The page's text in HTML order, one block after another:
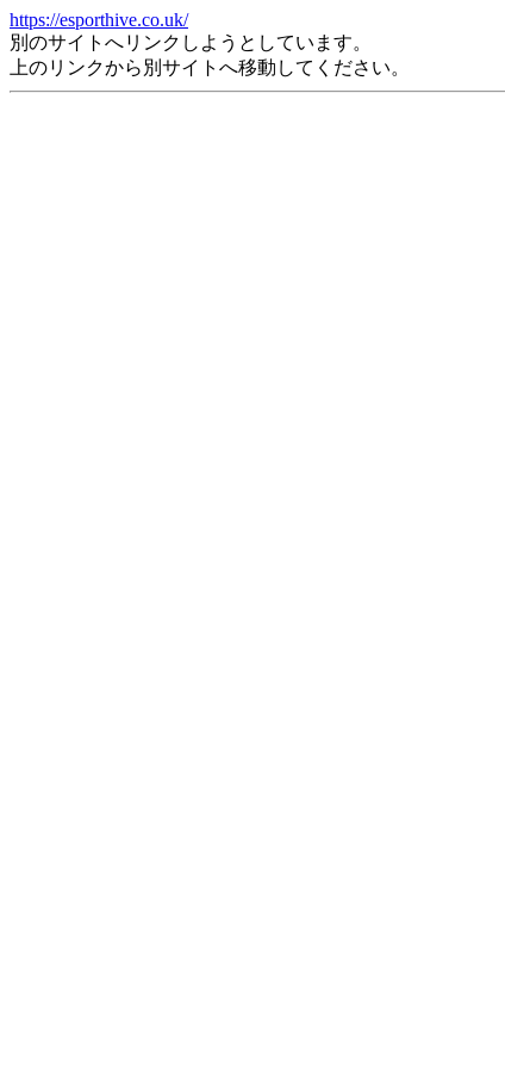
https://esporthive.co.uk/
別のサイトへリンクしようとしています。
上のリンクから別サイトへ移動してください。